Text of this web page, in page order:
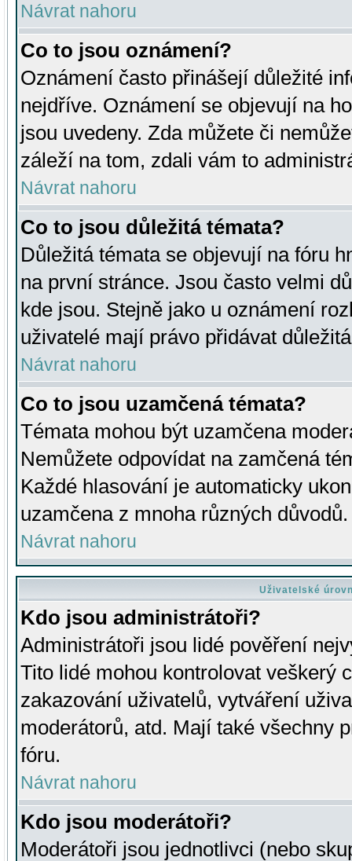
Návrat nahoru
Co to jsou oznámení?
Oznámení často přinášejí důležité
nejdříve. Oznámení se objevují na
jsou uvedeny. Zda můžete či
záleží na tom, zdali vám to
Návrat nahoru
Co to jsou důležitá témata?
Důležitá témata se objevují na fóru
na první stránce. Jsou často velmi
kde jsou. Stejně jako u oznámení
uživatelé mají právo přidávat
Návrat nahoru
Co to jsou uzamčená témata?
Témata mohou být uzamčena
Nemůžete odpovídat na zamčená
Každé hlasování je automaticky
uzamčena z mnoha různých důvodů.
Návrat nahoru
Uživatelské
Kdo jsou administrátoři?
Administrátoři jsou lidé pověření
Tito lidé mohou kontrolovat veškerý
zakazování uživatelů, vytváření
moderátorů, atd. Mají také všechny
fóru.
Návrat nahoru
Kdo jsou moderátoři?
Moderátoři jsou jednotlivci (nebo